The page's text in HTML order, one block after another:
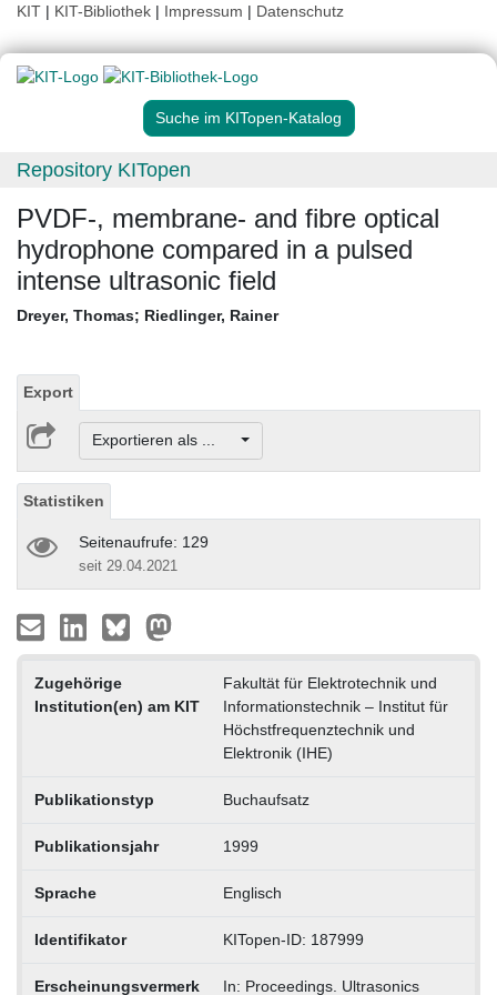
KIT | KIT-Bibliothek | Impressum | Datenschutz
Suche im KITopen-Katalog
Repository KITopen
PVDF-, membrane- and fibre optical
hydrophone compared in a pulsed
intense ultrasonic field
Dreyer, Thomas; Riedlinger, Rainer
Export
Exportieren als ...
Statistiken
Seitenaufrufe: 129
seit 29.04.2021
Zugehörige
Institution(en) am KIT
Fakultät für Elektrotechnik und
Informationstechnik – Institut für
Höchstfrequenztechnik und
Elektronik (IHE)
Publikationstyp Buchaufsatz
Publikationsjahr 1999
Sprache Englisch
Identifikator KITopen-ID: 187999
Erscheinungsvermerk In: Proceedings. Ultrasonics